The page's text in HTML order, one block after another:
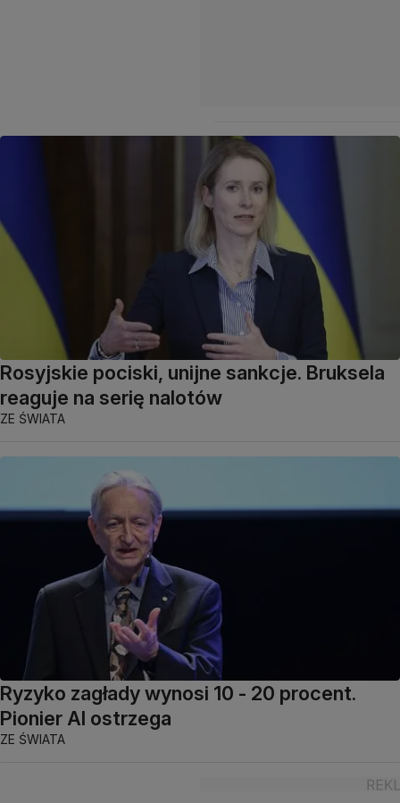
Rosyjskie pociski, unijne sankcje. Bruksela
reaguje na serię nalotów
ZE ŚWIATA
Ryzyko zagłady wynosi 10 - 20 procent.
Pionier AI ostrzega
ZE ŚWIATA